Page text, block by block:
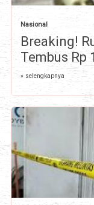
Nasional
Breaking!
Tembus Rp
» selengkapnya